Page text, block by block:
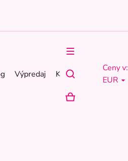
Výpredaj Kontakty
Ceny v:
EUR
NÁKUPNÝ